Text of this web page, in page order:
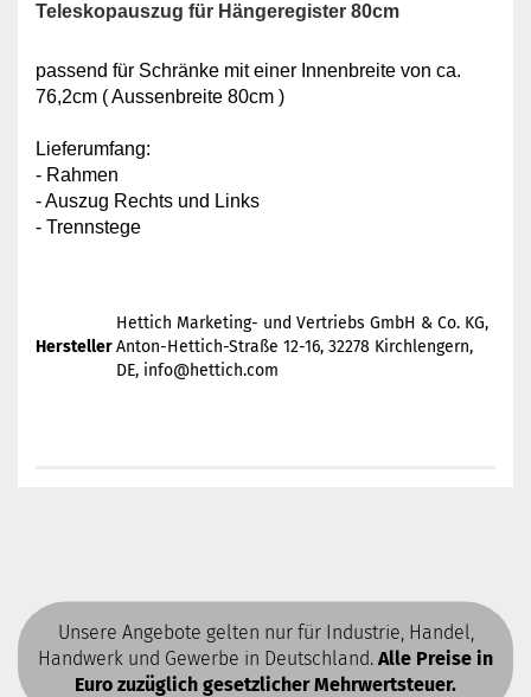
Teleskopauszug für Hängeregister 80cm
passend für Schränke mit einer Innenbreite von ca.
76,2cm ( Aussenbreite 80cm )
Lieferumfang:
- Rahmen
- Auszug Rechts und Links
- Trennstege
Hersteller
Hettich Marketing- und Vertriebs GmbH & Co. KG,
Anton-Hettich-Straße 12-16, 32278 Kirchlengern,
DE, info@hettich.com
Unsere Angebote gelten nur für Industrie, Handel,
Handwerk und Gewerbe in Deutschland. Alle Preise in
Euro zuzüglich gesetzlicher Mehrwertsteuer.